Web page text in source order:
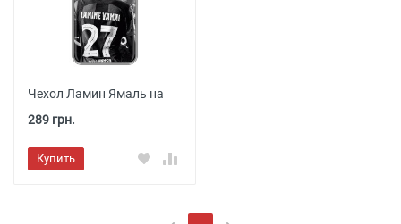
Чехол Ламин Ямаль на
289 грн.
Купить